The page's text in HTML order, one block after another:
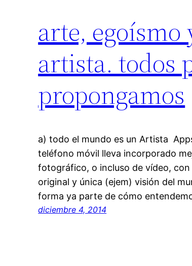
arte,
artista. todos
propongamos
a) todo el mundo es un Artista
teléfono móvil lleva incorporado
fotográfico, o incluso de vídeo,
original y única (ejem) visión del
forma ya parte de cómo
diciembre 4, 2014